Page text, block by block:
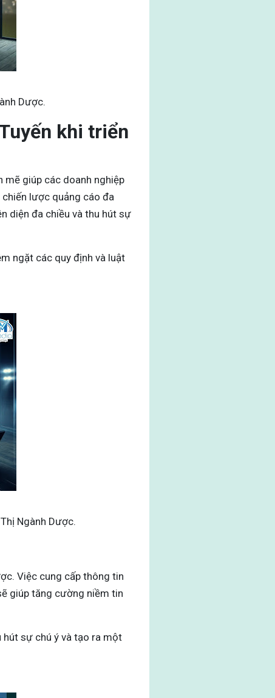
Dược.
khi triển
mẽ giúp các doanh nghiệp
lược quảng cáo đa
diện đa chiều và thu hút sự
ngặt các quy định và luật
Ngành Dược.
Việc cung cấp thông tin
giúp tăng cường niềm tin
hút sự chú ý và tạo ra một